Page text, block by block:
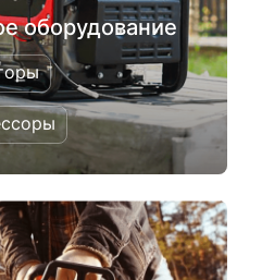
оборудование